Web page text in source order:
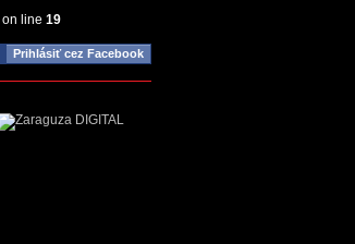
on line 19
Prihlásiť cez Facebook